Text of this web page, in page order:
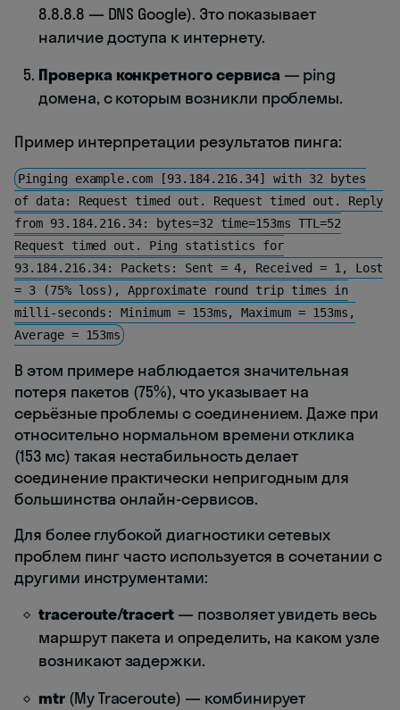
8.8.8.8 — DNS Google). Это показывает
наличие доступа к интернету.
Проверка конкретного сервиса — ping
домена, с которым возникли проблемы.
Пример интерпретации результатов пинга:
Pinging example.com [93.184.216.34] with 32 bytes
of data: Request timed out. Request timed out. Reply
from 93.184.216.34: bytes=32 time=153ms TTL=52
Request timed out. Ping statistics for
93.184.216.34: Packets: Sent = 4, Received = 1, Lost
= 3 (75% loss), Approximate round trip times in
milli-seconds: Minimum = 153ms, Maximum = 153ms,
Average = 153ms
В этом примере наблюдается значительная
потеря пакетов (75%), что указывает на
серьёзные проблемы с соединением. Даже при
относительно нормальном времени отклика
(153 мс) такая нестабильность делает
соединение практически непригодным для
большинства онлайн-сервисов.
Для более глубокой диагностики сетевых
проблем пинг часто используется в сочетании с
другими инструментами:
traceroute/tracert — позволяет увидеть весь
маршрут пакета и определить, на каком узле
возникают задержки.
mtr(My Traceroute) — комбинирует